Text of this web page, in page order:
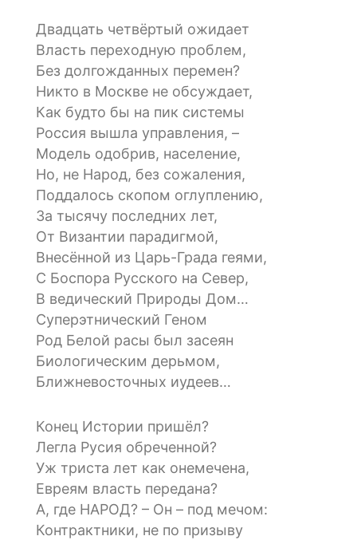
Двадцать четвёртый ожидает
Власть переходную проблем,
Без долгожданных перемен?
Никто в Москве не обсуждает,
Как будто бы на пик системы
Россия вышла управления, –
Модель одобрив, население,
Но, не Народ, без сожаления,
Поддалось скопом оглуплению,
За тысячу последних лет,
От Византии парадигмой,
Внесённой из Царь-Града геями,
С Боспора Русского на Север,
В ведический Природы Дом…
Суперэтнический Геном
Род Белой расы был засеян
Биологическим дерьмом,
Ближневосточных иудеев…
Конец Истории пришёл?
Легла Русия обреченной?
Уж триста лет как онемечена,
Евреям власть передана?
А, где НАРОД? – Он – под мечом:
Контрактники, не по призыву